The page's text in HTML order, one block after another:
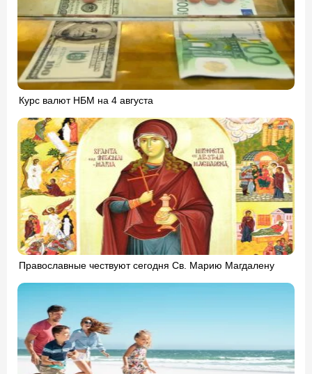
Курс валют НБМ на 4 августа
Православные чествуют сегодня Св. Марию Магдалену